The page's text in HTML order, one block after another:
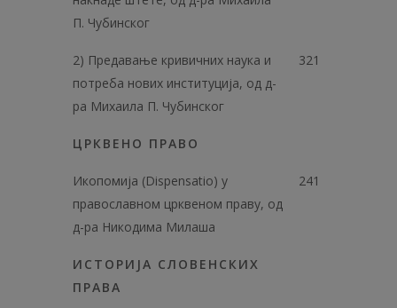
П. Чубинског
2) Предавање кривичних наука и
потреба нових институција, од д-
ра Михаила П. Чубинског
321
ЦРКВЕНО ПРАВО
Икопомија (Dispensatio) у
православном црквеном праву, од
д-ра Никодима Милаша
241
ИСТОРИЈА СЛОВЕНСКИХ
ПРАВА